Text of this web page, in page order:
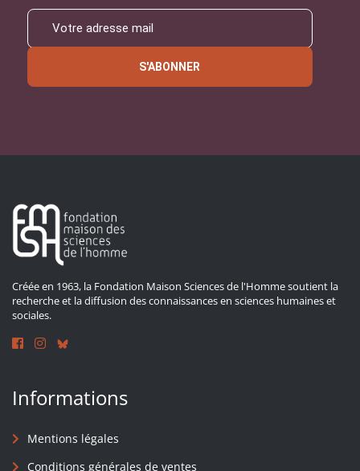
S'ABONNER
Créée en 1963, la Fondation Maison Sciences de l'Homme soutient la
recherche et la diffusion des connaissances en sciences humaines et
sociales.
Informations
Mentions légales
Conditions générales de ventes